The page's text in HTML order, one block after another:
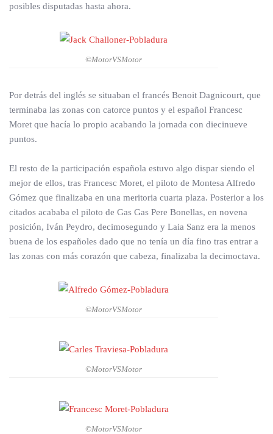
posibles disputadas hasta ahora.
©MotorVSMotor
Por detrás del inglés se situaban el francés Benoit Dagnicourt, que
terminaba las zonas con catorce puntos y el español Francesc
Moret que hacía lo propio acabando la jornada con diecinueve
puntos.
El resto de la participación española estuvo algo dispar siendo el
mejor de ellos, tras Francesc Moret, el piloto de Montesa Alfredo
Gómez que finalizaba en una meritoria cuarta plaza. Posterior a los
citados acababa el piloto de Gas Gas Pere Bonellas, en novena
posición, Iván Peydro, decimosegundo y Laia Sanz era la menos
buena de los españoles dado que no tenía un día fino tras entrar a
las zonas con más corazón que cabeza, finalizaba la decimoctava.
©MotorVSMotor
©MotorVSMotor
©MotorVSMotor